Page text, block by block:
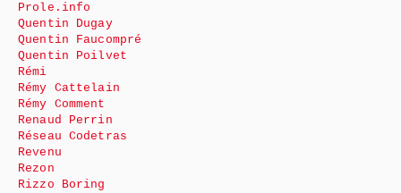
Prole.info
Quentin Dugay
Quentin Faucompré
Quentin Poilvet
Rémi
Rémy Cattelain
Rémy Comment
Renaud Perrin
Réseau Codetras
Revenu
Rezon
Rizzo Boring